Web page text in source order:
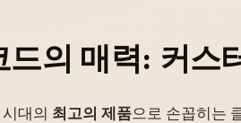
드의 매력: 커스
대의 최고의 제품으로 손꼽히는